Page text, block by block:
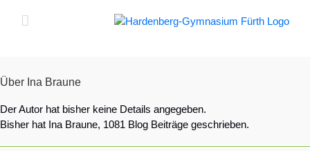
Über Ina Braune
Der Autor hat bisher keine Details angegeben.
Bisher hat Ina Braune, 1081 Blog Beiträge geschrieben.